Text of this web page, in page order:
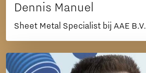
Dennis Manuel
Sheet Metal Specialist bij AAE B.V.